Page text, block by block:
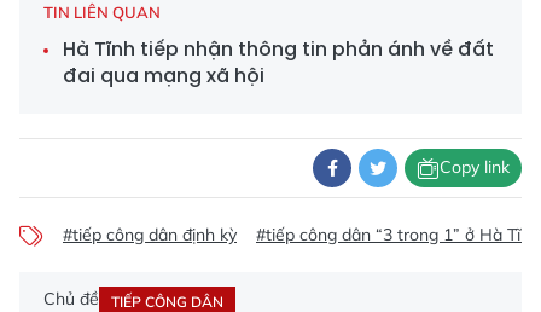
TIN LIÊN QUAN
Hà Tĩnh tiếp nhận thông tin phản ánh về đất
đai qua mạng xã hội
Copy link
#tiếp công dân định kỳ #tiếp công dân “3 trong 1” ở Hà Tĩnh
Chủ đề TIẾP CÔNG DÂN